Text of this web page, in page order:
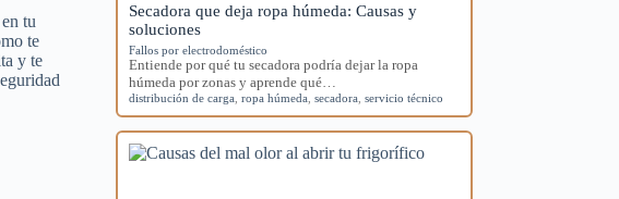
tu
te
y te
Secadora que deja ropa húmeda: Causas y
soluciones
Fallos por electrodoméstico
Entiende por qué tu secadora podría dejar la ropa
húmeda por zonas y aprende qué…
distribución de carga ,ropa húmeda ,secadora ,servicio técnico